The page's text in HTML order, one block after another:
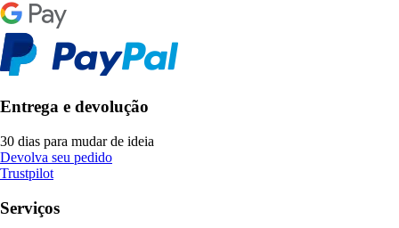
Entrega e devolução
30 dias para mudar de ideia
Devolva seu pedido
Trustpilot
Serviços